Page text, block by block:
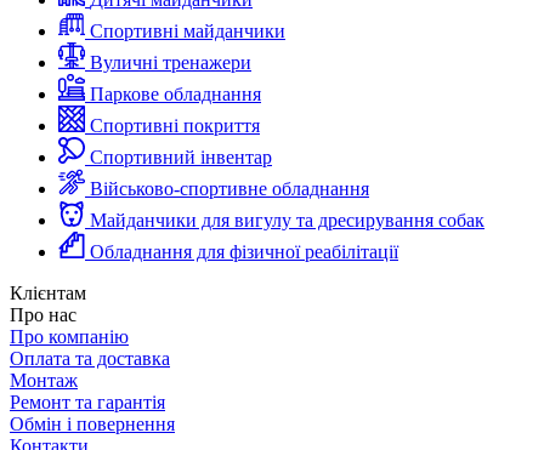
Спортивні майданчики
Вуличні тренажери
Паркове обладнання
Спортивні покриття
Спортивний інвентар
Військово-спортивне обладнання
Майданчики для вигулу та дресирування собак
Обладнання для фізичної реабілітації
Клієнтам
Про нас
Про компанію
Оплата та доставка
Монтаж
Ремонт та гарантія
Обмін і повернення
Контакти